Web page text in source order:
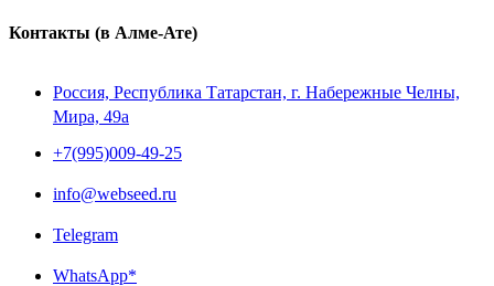
Контакты (в Алме-Ате)
Россия, Республика Татарстан, г. Набережные Челны,
Мира, 49a
+7(995)009-49-25
info@webseed.ru
Telegram
WhatsApp*